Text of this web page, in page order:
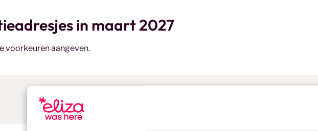
een vakantie in maart geeft je alvast een vleugje zomer én nieuwe
in maart 2027
voorkeuren aangeven.